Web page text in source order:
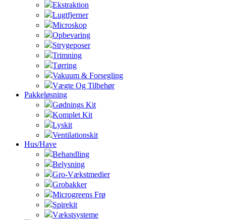
Ekstraktion
Lugtfjerner
Microskop
Opbevaring
Strygeposer
Trimning
Tørring
Vakuum & Forsegling
Vægte Og Tilbehør
Pakkeløsning
Gødnings Kit
Komplet Kit
Lyskit
Ventilationskit
Hus/Have
Behandling
Belysning
Gro-Vækstmedier
Grobakker
Microgreens Frø
Spirekit
Vækstsysteme